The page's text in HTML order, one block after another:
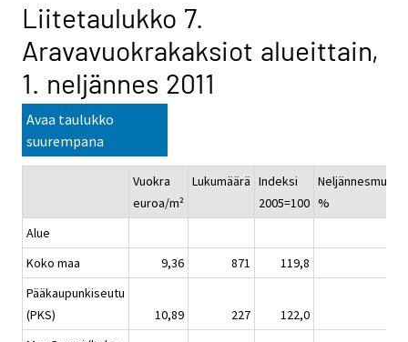
Liitetaulukko 7.
Aravavuokrakaksiot alueittain,
1. neljännes 2011
Avaa taulukko
suurempana
Vuokra
euroa/m²
Lukumäärä Indeksi
2005=100 %
Alue
Koko maa
9,36 871 119,8
Pääkaupunkiseutu
(PKS)
10,89 227 122,0